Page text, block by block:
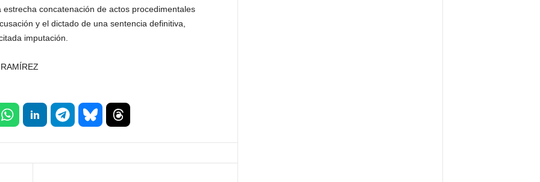
concatenación de actos procedimentales
y el dictado de una sentencia definitiva,
imputación.